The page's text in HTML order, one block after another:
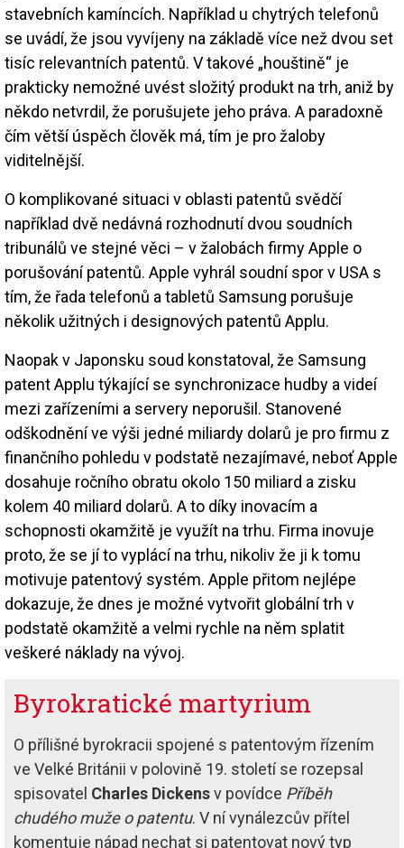
stavebních kamíncích. Například u chytrých telefonů
se uvádí, že jsou vyvíjeny na základě více než dvou set
tisíc relevantních patentů. V takové „houštině“ je
prakticky nemožné uvést složitý produkt na trh, aniž by
někdo netvrdil, že porušujete jeho práva. A paradoxně
čím větší úspěch člověk má, tím je pro žaloby
viditelnější.
O komplikované situaci v oblasti patentů svědčí
například dvě nedávná rozhodnutí dvou soudních
tribunálů ve stejné věci – v žalobách firmy Apple o
porušování patentů. Apple vyhrál soudní spor v USA s
tím, že řada telefonů a tabletů Samsung porušuje
několik užitných i designových patentů Applu.
Naopak v Japonsku soud konstatoval, že Samsung
patent Applu týkající se synchronizace hudby a videí
mezi zařízeními a servery neporušil. Stanovené
odškodnění ve výši jedné miliardy dolarů je pro firmu z
finančního pohledu v podstatě nezajímavé, neboť Apple
dosahuje ročního obratu okolo 150 miliard a zisku
kolem 40 miliard dolarů. A to díky inovacím a
schopnosti okamžitě je využít na trhu. Firma inovuje
proto, že se jí to vyplácí na trhu, nikoliv že ji k tomu
motivuje patentový systém. Apple přitom nejlépe
dokazuje, že dnes je možné vytvořit globální trh v
podstatě okamžitě a velmi rychle na něm splatit
veškeré náklady na vývoj.
Byrokratické martyrium
O přílišné byrokracii spojené s patentovým řízením
ve Velké Británii v polovině 19. století se rozepsal
spisovatel Charles Dickensv povídce Příběh
chudého muže o patentu. V ní vynálezcův přítel
komentuje nápad nechat si patentovat nový typ